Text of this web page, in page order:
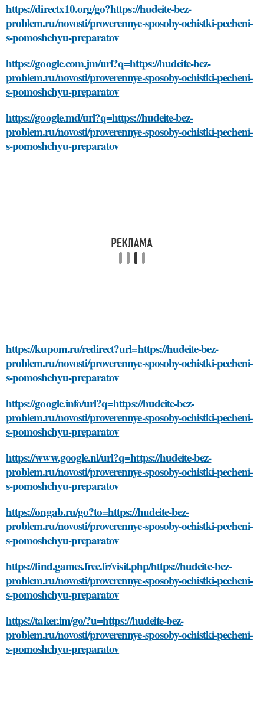
https://directx10.org/go?https://hudeite-bez-
problem.ru/novosti/proverennye-sposoby-ochistki-pecheni-
s-pomoshchyu-preparatov
https://google.com.jm/url?q=https://hudeite-bez-
problem.ru/novosti/proverennye-sposoby-ochistki-pecheni-
s-pomoshchyu-preparatov
https://google.md/url?q=https://hudeite-bez-
problem.ru/novosti/proverennye-sposoby-ochistki-pecheni-
s-pomoshchyu-preparatov
https://kupom.ru/redirect?url=https://hudeite-bez-
problem.ru/novosti/proverennye-sposoby-ochistki-pecheni-
s-pomoshchyu-preparatov
https://google.info/url?q=https://hudeite-bez-
problem.ru/novosti/proverennye-sposoby-ochistki-pecheni-
s-pomoshchyu-preparatov
https://www.google.nl/url?q=https://hudeite-bez-
problem.ru/novosti/proverennye-sposoby-ochistki-pecheni-
s-pomoshchyu-preparatov
https://ongab.ru/go?to=https://hudeite-bez-
problem.ru/novosti/proverennye-sposoby-ochistki-pecheni-
s-pomoshchyu-preparatov
https://find.games.free.fr/visit.php/https://hudeite-bez-
problem.ru/novosti/proverennye-sposoby-ochistki-pecheni-
s-pomoshchyu-preparatov
https://taker.im/go/?u=https://hudeite-bez-
problem.ru/novosti/proverennye-sposoby-ochistki-pecheni-
s-pomoshchyu-preparatov